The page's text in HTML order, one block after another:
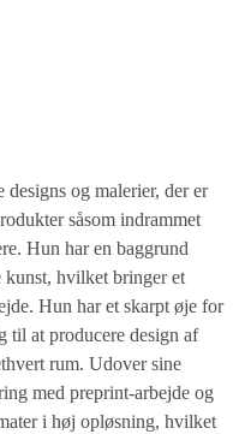
designs og malerier, der er
såsom indrammet
Hun har en baggrund
kunst, hvilket bringer et
Hun har et skarpt øje for
til at producere design af
rum. Udover sine
med preprint-arbejde og
i høj opløsning, hvilket